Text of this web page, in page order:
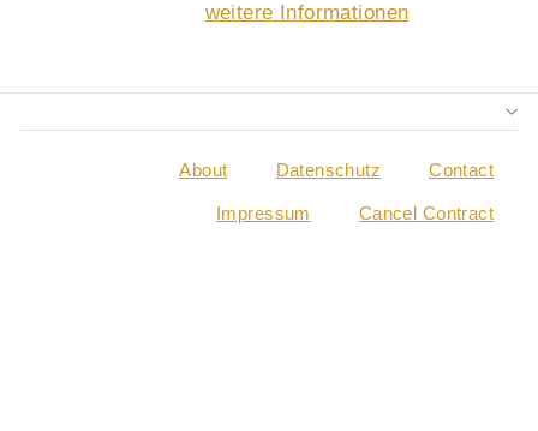
weitere Informationen
About Datenschutz Contact
Impressum Cancel Contract